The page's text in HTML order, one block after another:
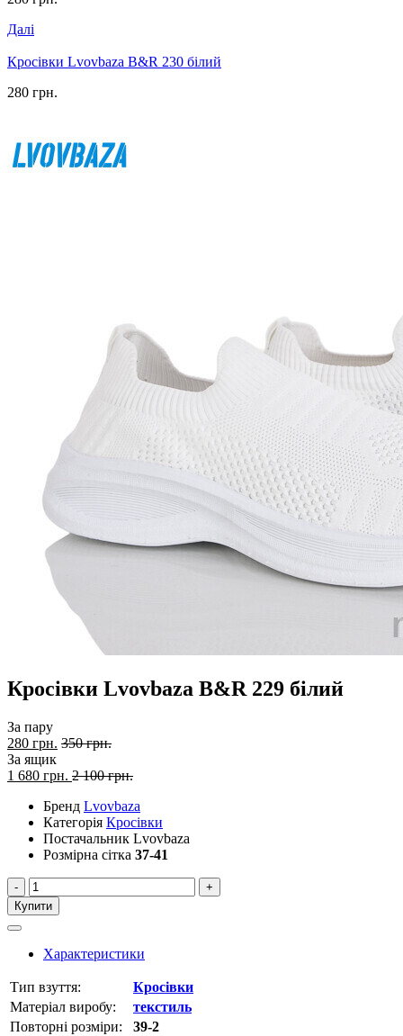
Далі
Кросівки Lvovbaza B&R 230 білий
280 грн.
Кросівки Lvovbaza B&R 229 білий
За пару
280 грн. 350 грн.
За ящик
1 680 грн. 2 100 грн.
Бренд Lvovbaza
Категорія Кросівки
Постачальник Lvovbaza
Розмірна сітка 37-41
-
+
Купити
Характеристики
Тип взуття:
Кросівки
Матеріал виробу:
текстиль
Повторні розміри:
39-2